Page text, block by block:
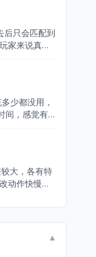
后只会匹配到
家来说真是
少都没用，
间，感觉有点
大，各有特
动作快慢，
▼